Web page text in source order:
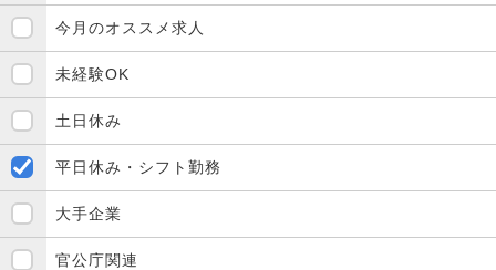
今月のオススメ求人
未経験OK
土日休み
平日休み・シフト勤務
大手企業
官公庁関連